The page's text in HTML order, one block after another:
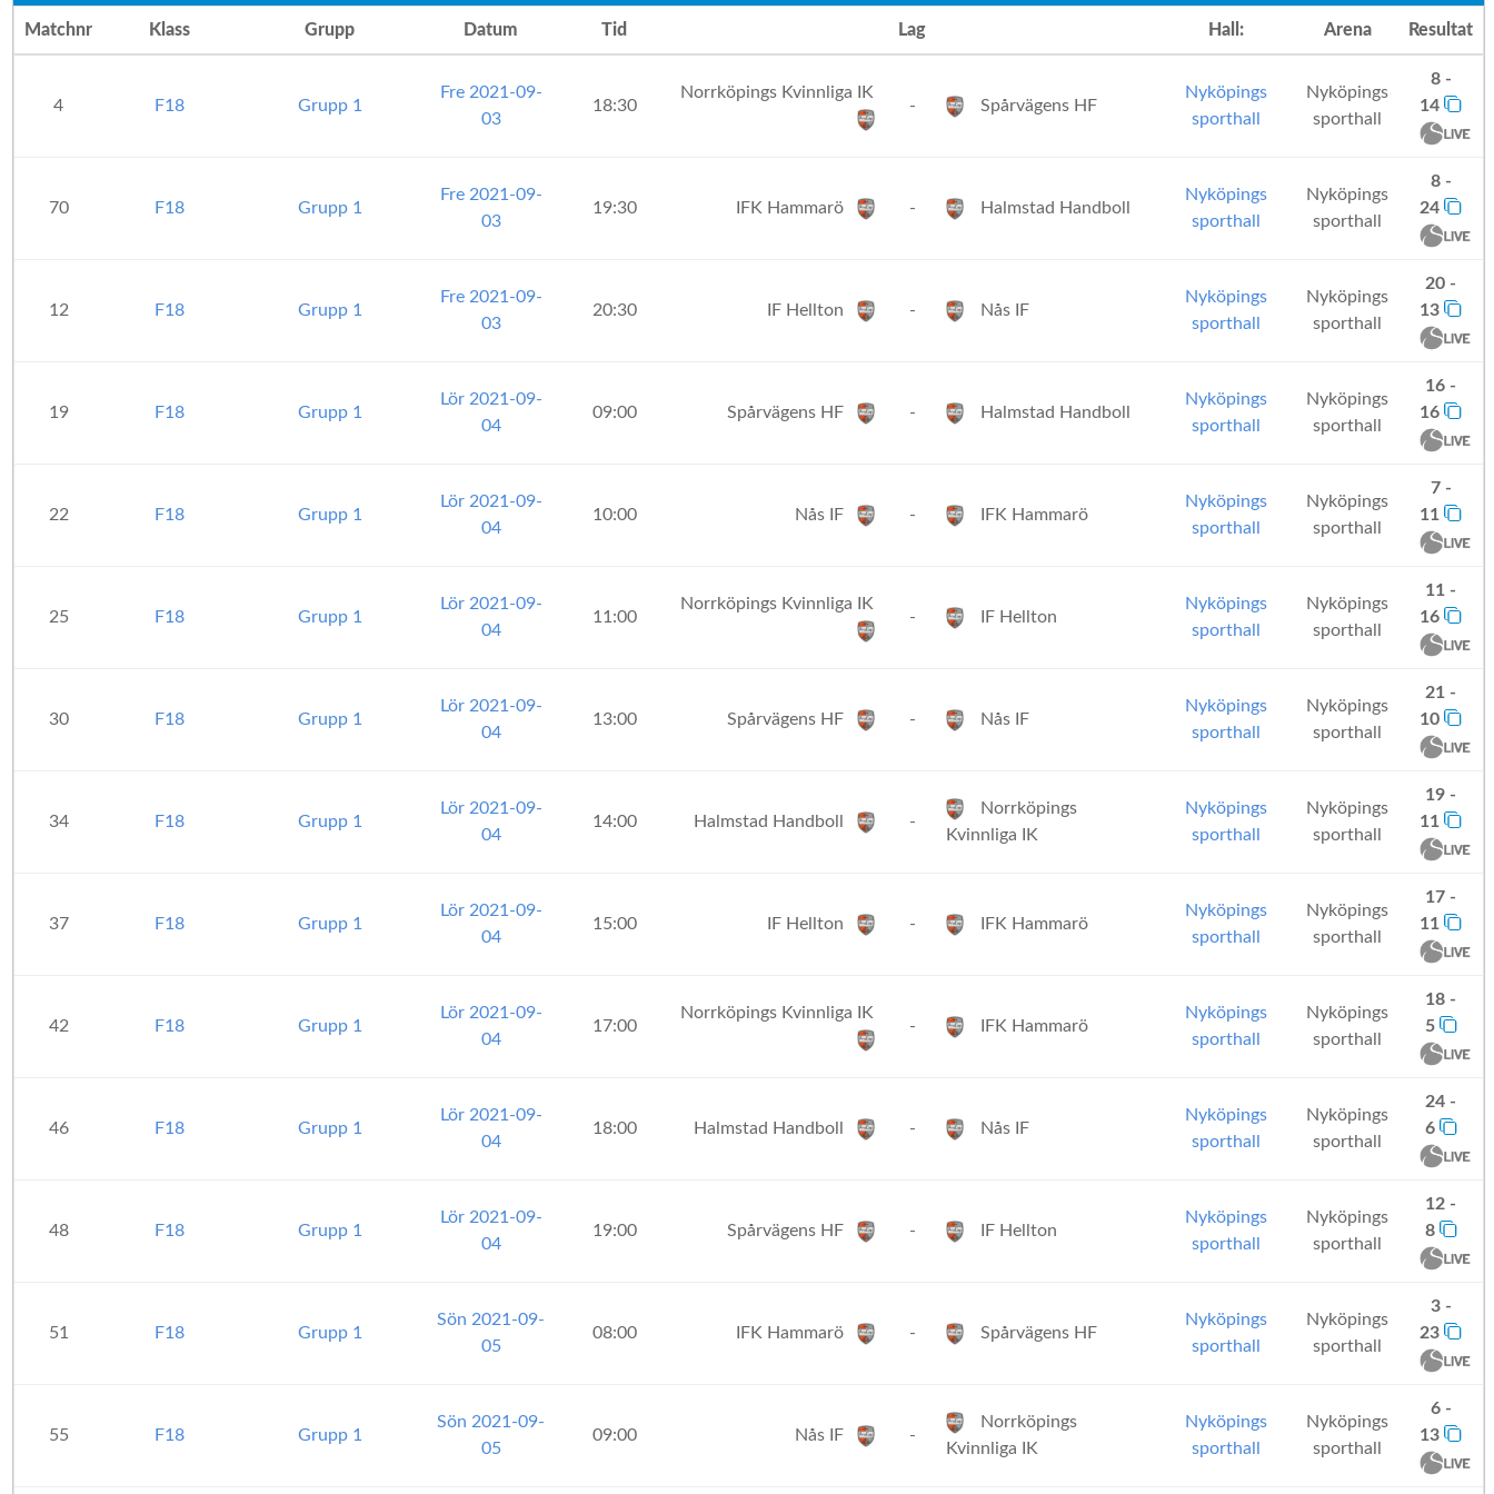
Matchnr Klass Grupp Datum Tid Lag Hall: Arena Resultat
4 F18 Grupp 1
Fre 2021-09-
03
18:30
Norrköpings Kvinnliga IK
- Spårvägens HF
Nyköpings
sporthall
Nyköpings
sporthall
8 -
14
70 F18 Grupp 1
Fre 2021-09-
03
19:30 IFK Hammarö - Halmstad Handboll
Nyköpings
sporthall
Nyköpings
sporthall
8 -
24
12 F18 Grupp 1
Fre 2021-09-
03
20:30 IF Hellton - Nås IF
Nyköpings
sporthall
Nyköpings
sporthall
20 -
13
19 F18 Grupp 1
Lör 2021-09-
04
09:00 Spårvägens HF - Halmstad Handboll
Nyköpings
sporthall
Nyköpings
sporthall
16 -
16
22 F18 Grupp 1
Lör 2021-09-
04
10:00 Nås IF - IFK Hammarö
Nyköpings
sporthall
Nyköpings
sporthall
7 -
11
25 F18 Grupp 1
Lör 2021-09-
04
11:00
Norrköpings Kvinnliga IK
- IF Hellton
Nyköpings
sporthall
Nyköpings
sporthall
11 -
16
30 F18 Grupp 1
Lör 2021-09-
04
13:00 Spårvägens HF - Nås IF
Nyköpings
sporthall
Nyköpings
sporthall
21 -
10
34 F18 Grupp 1
Lör 2021-09-
04
14:00 Halmstad Handboll -
Norrköpings
Kvinnliga IK
Nyköpings
sporthall
Nyköpings
sporthall
19 -
11
37 F18 Grupp 1
Lör 2021-09-
04
15:00 IF Hellton - IFK Hammarö
Nyköpings
sporthall
Nyköpings
sporthall
17 -
11
42 F18 Grupp 1
Lör 2021-09-
04
17:00
Norrköpings Kvinnliga IK
- IFK Hammarö
Nyköpings
sporthall
Nyköpings
sporthall
18 -
5
46 F18 Grupp 1
Lör 2021-09-
04
18:00 Halmstad Handboll - Nås IF
Nyköpings
sporthall
Nyköpings
sporthall
24 -
6
48 F18 Grupp 1
Lör 2021-09-
04
19:00 Spårvägens HF - IF Hellton
Nyköpings
sporthall
Nyköpings
sporthall
12 -
8
51 F18 Grupp 1
Sön 2021-09-
05
08:00 IFK Hammarö - Spårvägens HF
Nyköpings
sporthall
Nyköpings
sporthall
3 -
23
55 F18 Grupp 1
Sön 2021-09-
05
09:00 Nås IF -
Norrköpings
Kvinnliga IK
Nyköpings
sporthall
Nyköpings
sporthall
6 -
13